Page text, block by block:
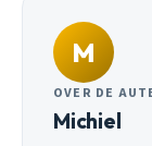
M
OVER DE
Michiel